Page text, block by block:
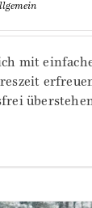
mit